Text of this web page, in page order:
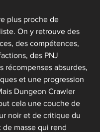
plus proche de
On y retrouve des
des compétences,
des PNJ
récompenses absurdes,
et une progression
Dungeon Crawler
cela une couche de
noir et de critique du
masse qui rend